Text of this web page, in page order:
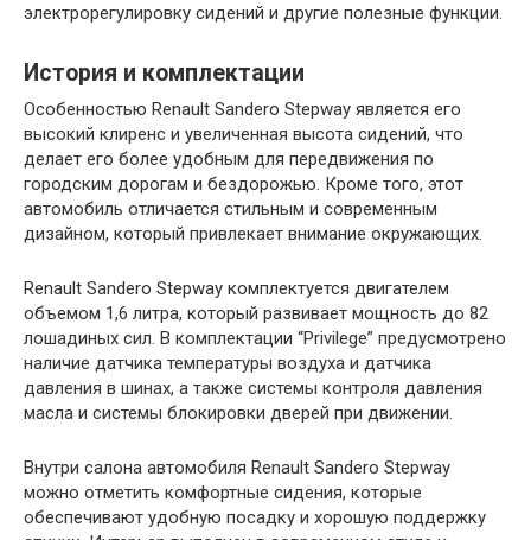
электрорегулировку сидений и другие полезные функции.
История и комплектации
Особенностью Renault Sandero Stepway является его
высокий клиренс и увеличенная высота сидений, что
делает его более удобным для передвижения по
городским дорогам и бездорожью. Кроме того, этот
автомобиль отличается стильным и современным
дизайном, который привлекает внимание окружающих.
Renault Sandero Stepway комплектуется двигателем
объемом 1,6 литра, который развивает мощность до 82
лошадиных сил. В комплектации “Privilege” предусмотрено
наличие датчика температуры воздуха и датчика
давления в шинах, а также системы контроля давления
масла и системы блокировки дверей при движении.
Внутри салона автомобиля Renault Sandero Stepway
можно отметить комфортные сидения, которые
обеспечивают удобную посадку и хорошую поддержку